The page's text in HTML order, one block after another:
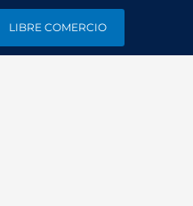
LIBRE COMERCIO